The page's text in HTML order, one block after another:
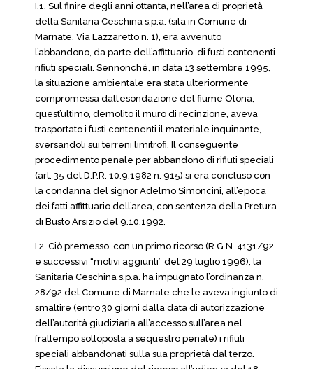
I.1. Sul finire degli anni ottanta, nell’area di proprietà
della Sanitaria Ceschina s.p.a. (sita in Comune di
Marnate, Via Lazzaretto n. 1), era avvenuto
l’abbandono, da parte dell’affittuario, di fusti contenenti
rifiuti speciali. Sennonché, in data 13 settembre 1995,
la situazione ambientale era stata ulteriormente
compromessa dall’esondazione del fiume Olona;
quest’ultimo, demolito il muro di recinzione, aveva
trasportato i fusti contenenti il materiale inquinante,
sversandoli sui terreni limitrofi. Il conseguente
procedimento penale per abbandono di rifiuti speciali
(art. 35 del D.P.R. 10.9.1982 n. 915) si era concluso con
la condanna del signor Adelmo Simoncini, all’epoca
dei fatti affittuario dell’area, con sentenza della Pretura
di Busto Arsizio del 9.10.1992.
I.2. Ciò premesso, con un primo ricorso (R.G.N. 4131/92,
e successivi “motivi aggiunti” del 29 luglio 1996), la
Sanitaria Ceschina s.p.a. ha impugnato l’ordinanza n.
28/92 del Comune di Marnate che le aveva ingiunto di
smaltire (entro 30 giorni dalla data di autorizzazione
dell’autorità giudiziaria all’accesso sull’area nel
frattempo sottoposta a sequestro penale) i rifiuti
speciali abbandonati sulla sua proprietà dal terzo.